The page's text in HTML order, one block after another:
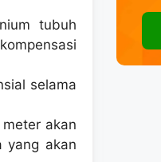
tubuh
selama
akan
yang akan